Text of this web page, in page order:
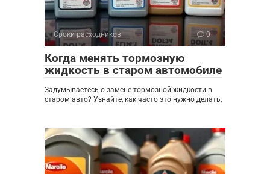
Сроки расходников 0
Когда менять тормозную
жидкость в старом автомобиле
Задумываетесь о замене тормозной жидкости в
старом авто? Узнайте, как часто это нужно делать,